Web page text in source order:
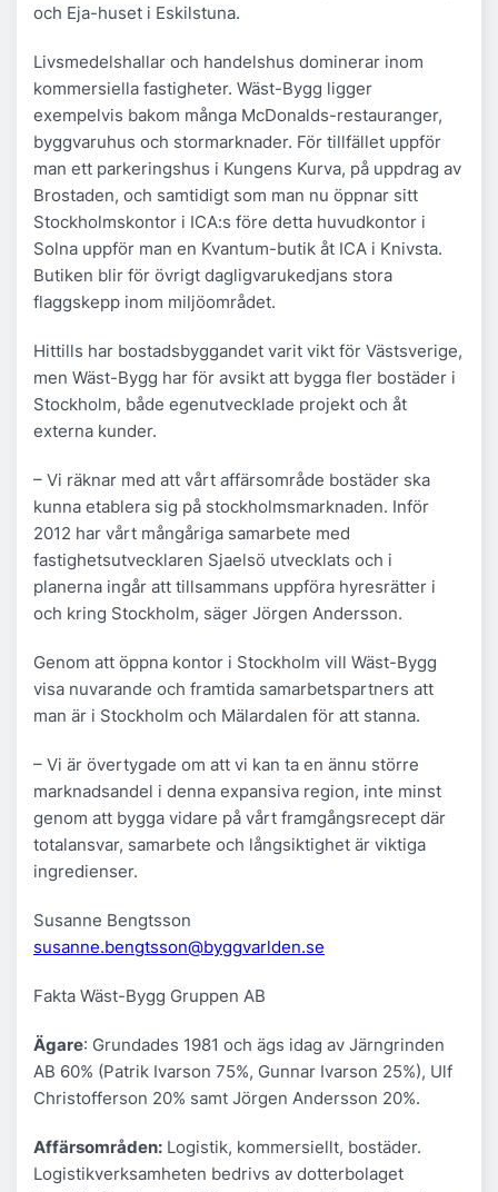
och Eja-huset i Eskilstuna.
Livsmedelshallar och handelshus dominerar inom
kommersiella fastigheter. Wäst-Bygg ligger
exempelvis bakom många McDonalds-restauranger,
byggvaruhus och stormarknader. För tillfället uppför
man ett parkeringshus i Kungens Kurva, på uppdrag av
Brostaden, och samtidigt som man nu öppnar sitt
Stockholmskontor i ICA:s före detta huvudkontor i
Solna uppför man en Kvantum-butik åt ICA i Knivsta.
Butiken blir för övrigt dagligvarukedjans stora
flaggskepp inom miljöområdet.
Hittills har bostadsbyggandet varit vikt för Västsverige,
men Wäst-Bygg har för avsikt att bygga fler bostäder i
Stockholm, både egenutvecklade projekt och åt
externa kunder.
– Vi räknar med att vårt affärsområde bostäder ska
kunna etablera sig på stockholmsmarknaden. Inför
2012 har vårt mångåriga samarbete med
fastighetsutvecklaren Sjaelsö utvecklats och i
planerna ingår att tillsammans uppföra hyresrätter i
och kring Stockholm, säger Jörgen Andersson.
Genom att öppna kontor i Stockholm vill Wäst-Bygg
visa nuvarande och framtida samarbetspartners att
man är i Stockholm och Mälardalen för att stanna.
– Vi är övertygade om att vi kan ta en ännu större
marknadsandel i denna expansiva region, inte minst
genom att bygga vidare på vårt framgångsrecept där
totalansvar, samarbete och långsiktighet är viktiga
ingredienser.
Susanne Bengtsson
susanne.bengtsson@byggvarlden.se
Fakta Wäst-Bygg Gruppen AB
Ägare: Grundades 1981 och ägs idag av Järngrinden
AB 60% (Patrik Ivarson 75%, Gunnar Ivarson 25%), Ulf
Christofferson 20% samt Jörgen Andersson 20%.
Affärsområden: Logistik, kommersiellt, bostäder.
Logistikverksamheten bedrivs av dotterbolaget